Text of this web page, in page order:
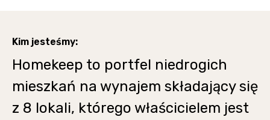
Kim jesteśmy:
Homekeep to portfel niedrogich
mieszkań na wynajem składający się
z 8 lokali, którego właścicielem jest